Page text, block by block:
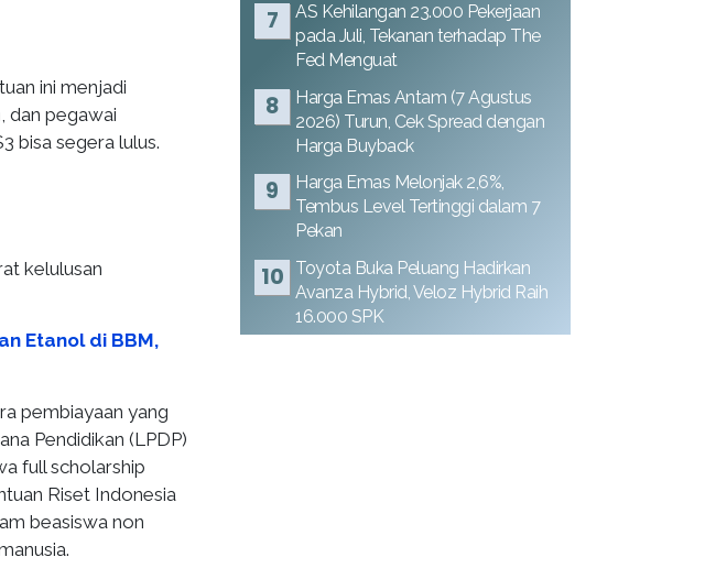
ini menjadi
dan pegawai
bisa segera lulus.
kelulusan
Etanol di BBM,
pembiayaan yang
Pendidikan (LPDP)
full scholarship
Riset Indonesia
beasiswa non
AS Kehilangan 23.000 Pekerjaan
pada Juli, Tekanan terhadap The
Fed Menguat
Harga Emas Antam (7 Agustus
2026) Turun, Cek Spread dengan
Harga Buyback
Harga Emas Melonjak 2,6%,
Tembus Level Tertinggi dalam 7
Pekan
Toyota Buka Peluang Hadirkan
Avanza Hybrid, Veloz Hybrid Raih
16.000 SPK